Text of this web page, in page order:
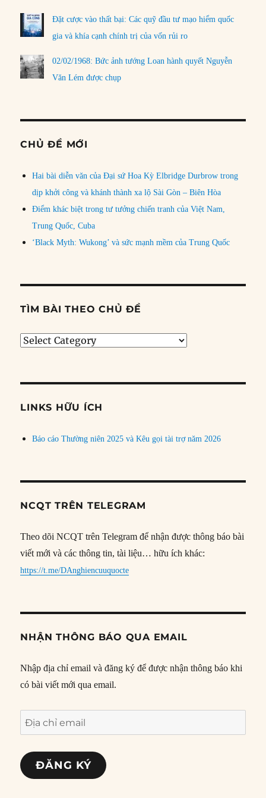
Đặt cược vào thất bại: Các quỹ đầu tư mạo hiểm quốc
gia và khía cạnh chính trị của vốn rủi ro
02/02/1968: Bức ảnh tướng Loan hành quyết Nguyễn
Văn Lém được chụp
CHỦ ĐỀ MỚI
Hai bài diễn văn của Đại sứ Hoa Kỳ Elbridge Durbrow trong
dịp khởi công và khánh thành xa lộ Sài Gòn – Biên Hòa
Điểm khác biệt trong tư tưởng chiến tranh của Việt Nam,
Trung Quốc, Cuba
‘Black Myth: Wukong’ và sức mạnh mềm của Trung Quốc
TÌM BÀI THEO CHỦ ĐỀ
Tìm
đề
LINKS HỮU ÍCH
Báo cáo Thường niên 2025 và Kêu gọi tài trợ năm 2026
NCQT TRÊN TELEGRAM
Theo dõi NCQT trên Telegram để nhận được thông báo bài
viết mới và các thông tin, tài liệu… hữu ích khác:
https://t.me/DAnghiencuuquocte
NHẬN THÔNG BÁO QUA EMAIL
Nhập địa chỉ email và đăng ký để được nhận thông báo khi
có bài viết mới qua email.
Địa
chỉ
email
ĐĂNG KÝ